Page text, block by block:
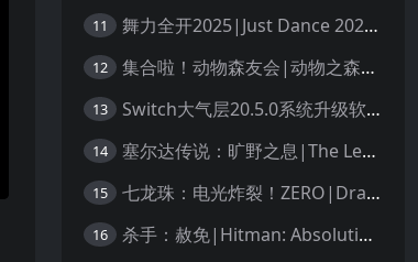
11 舞力全开2025|Just Dance 2025中文
12 集合啦！动物森友会|动物之森|Animal Crossing: New Horizons中文
13 Switch大气层20.5.0系统升级软硬破通用教程
14 塞尔达传说：旷野之息|The Legend of Zelda: Breath of the Wild中文
15 七龙珠：电光炸裂！ZERO|Dragon Ball: Sparking! Zero中文
16 杀手：赦免|Hitman: Absolution汉化